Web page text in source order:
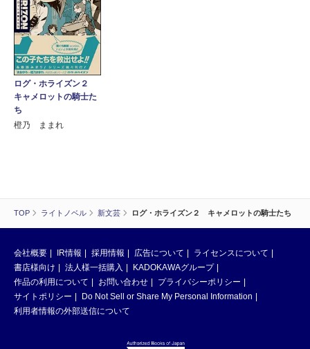
TOP ライトノベル 新文芸 ログ・ホライズン２ キャメロットの騎士たち
ログ・ホライズン２
キャメロットの騎士た
ち
橙乃 ままれ
会社概要 IR情報 採用情報 広告について
ライセンスについて
書店様向け
法人様一括購入
KADOKAWAグループ
作品の利用について
お問い合わせ
プライバシーポリシー
サイトポリシー
Do Not Sell or Share My Personal Information
利用者情報の外部送信について